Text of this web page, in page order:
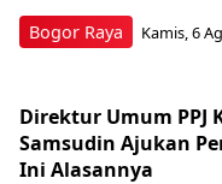
Bogor Raya Kamis, 6
Direktur Umum PPJ
Samsudin Ajukan
Ini Alasannya